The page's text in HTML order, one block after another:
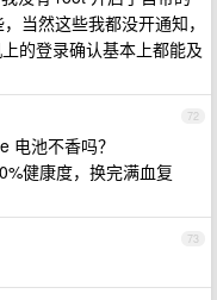
当然这些我都没开通知，
的登录确认基本上都能及
72
电池不香吗？
健康度，换完满血复
73